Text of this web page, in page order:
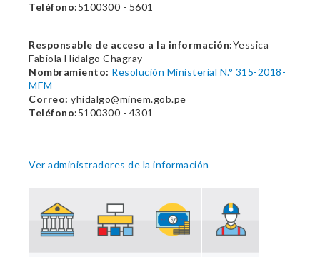
Teléfono:5100300 - 5601
Responsable de acceso a la información:Yessica
Fabiola Hidalgo Chagray
Nombramiento: Resolución Ministerial N.° 315-2018-
MEM
Correo: yhidalgo@minem.gob.pe
Teléfono:5100300 - 4301
Ver administradores de la información